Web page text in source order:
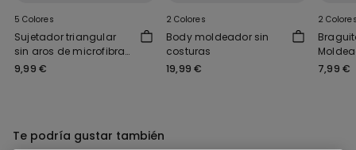
5 Colores
Sujetador triangular
sin aros de microfibra
reciclada Lisbon
9,99 €
2 Colores
Body moldeador sin
costuras
19,99 €
2
7,99 €
Te podría gustar también